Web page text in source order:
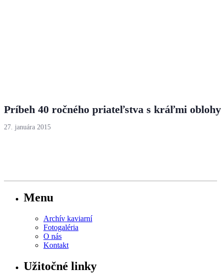
Príbeh 40 ročného priateľstva s kráľmi
27. januára 2015
Menu
Archív kaviarní
Fotogaléria
O nás
Kontakt
Užitočné linky